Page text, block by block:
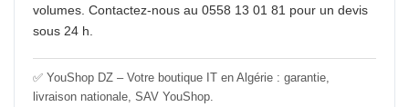
volumes. Contactez-nous au 0558 13 01 81 pour un devis
sous 24 h.
✅ YouShop DZ – Votre boutique IT en Algérie : garantie,
livraison nationale, SAV YouShop.